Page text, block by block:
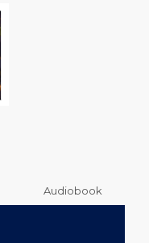
Audiobook